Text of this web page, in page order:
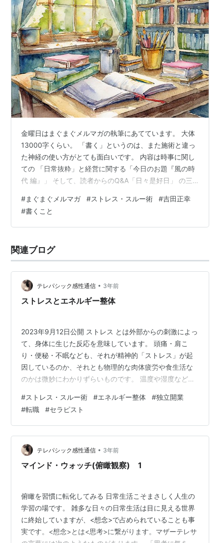
金曜日はまぐまぐメルマガの執筆にあてています。 大体
13000字くらい。 「書く」というのは、また施術と違っ
た神経の使い方がとても面白いです。 内容は時事に関し
ての 「日常抜粋」と経営に関する「今日のお題『風の時
代 編』」 そして、読者からのQ&A「日々是好日」 の三
締め切りギリギリになってしまいます。 今回の日常抜粋
は、 「世の中に知らしめないとダメだなとガーシーは言
った」 と題してガーシー氏の被告裁判で検察側が懲役4
４』では、 一日平均200名の来院数の整体院を達成する
まで経てきた 経…
#まぐまぐメルマガ #ストレス・スルー術 #吉田正幸
#書くこと
関連ブログ
テレパシック感性通信 • 3年前
ストレスとエネルギー整体
2023年9月12日公開 ストレス とは外部からの刺激によっ
て、身体に生じた反応を意味しています。 頭痛・肩こ
り・便秘・不眠なども、それが精神的「ストレス」が起
因しているのか、それとも物理的な肉体疲労や食生活な
のかは微妙にわかりずらいものです。 温度や湿度などの
ど、日常におけるさまざまなことがストレスになるとい
われています。 ストレスというとマイナスなイメージを
思いがちですが、結婚や出産をはじめ、仕事での昇進、
誕生日など喜ばしいことも日常の変化に含まれるため、
ストレスにあてはまります。 今回は「嫌だなぁ」と思う
ことを続けるストレスに焦点を充ててい…
#ストレス・スルー術 #エネルギー整体 #独立開業
#転職 #セラピスト
テレパシック感性通信 • 3年前
マインド・ウォッチ(俯瞰観察) 1
俯瞰を習慣に転化してみる 日常生活こそまさしく人生の
学習の場です。 雑多な日々の日常生活は目に見える世界
に終始していますが、<想念>で占められていることも事
実です。<想念>とは<思考>に繋がります。マザーテレサ